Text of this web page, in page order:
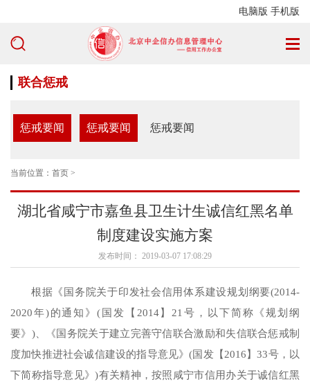
电脑版 手机版
联合惩戒
惩戒要闻 惩戒要闻 惩戒要闻
当前位置： 首页 >
湖北省咸宁市嘉鱼县卫生计生诚信红黑名单
制度建设实施方案
发布时间： 2019-03-07 17:08:29
根据《国务院关于印发社会信用体系建设规划纲要(2014-
2020年)的通知》(国发【2014】21号，以下简称《规划纲
要》)、《国务院关于建立完善守信联合激励和失信联合惩戒制
度加快推进社会诚信建设的指导意见》(国发【2016】33号，以
下简称指导意见》)有关精神，按照咸宁市信用办关于诚信红黑